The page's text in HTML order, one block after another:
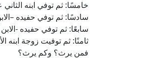
خامسًا: ثم توفي ابنه
سادسًا: ثم توفي حفيده
سابعًا: ثم توفي حفيده -
ثامنًا: ثم توفيت زوجة
فمن يرث؟ وكم يرث؟